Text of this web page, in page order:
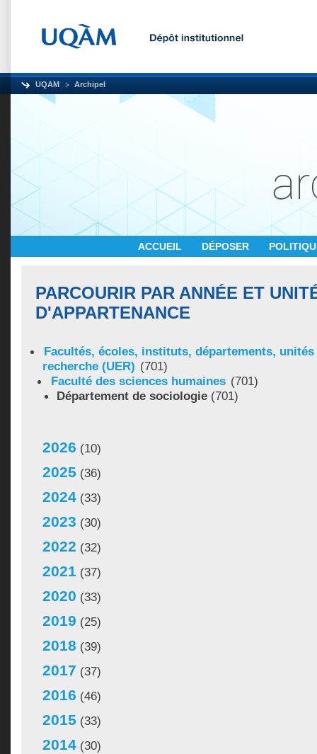
UQAM Archipel
ACCUEIL DÉPOSER
PARCOURIR PAR ANNÉE ET
D'APPARTENANCE
Facultés, écoles, instituts, départements,
recherche (UER) (701)
Faculté des sciences humaines (701)
Département de sociologie (701)
2026 (10)
2025 (36)
2024 (33)
2023 (30)
2022 (32)
2021 (37)
2020 (33)
2019 (25)
2018 (39)
2017 (37)
2016 (46)
2015 (33)
2014 (30)